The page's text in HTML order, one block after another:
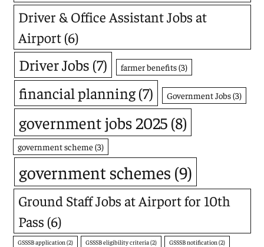
Driver & Office Assistant Jobs at
Airport (6)
Driver Jobs (7) farmer benefits(3)
financial planning(7) Government Jobs(3)
government jobs 2025(8)
government scheme(3)
government schemes (9)
Ground Staff Jobs at Airport for 10th
Pass (6)
GSSSB application (2) GSSSB eligibility criteria(2) GSSSB notification (2)